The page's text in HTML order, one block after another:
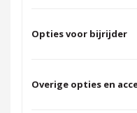
Opties voor bijrijder
Overige opties en